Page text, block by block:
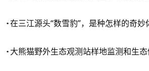
在三江源头“数雪豹”，是种怎样的奇妙